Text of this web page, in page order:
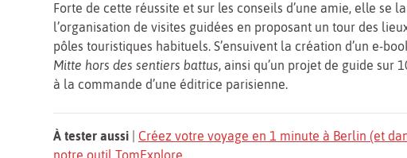
Forte de cette réussite et sur les conseils d’une amie, elle se
l’organisation de visites guidées en proposant un tour des
pôles touristiques habituels. S’ensuivent la création d’un e-
Mitte hors des sentiers battus, ainsi qu’un projet de guide sur
à la commande d’une éditrice parisienne.
À tester aussi
Créez votre voyage en 1 minute à Berlin (et
notre outil TomExplore